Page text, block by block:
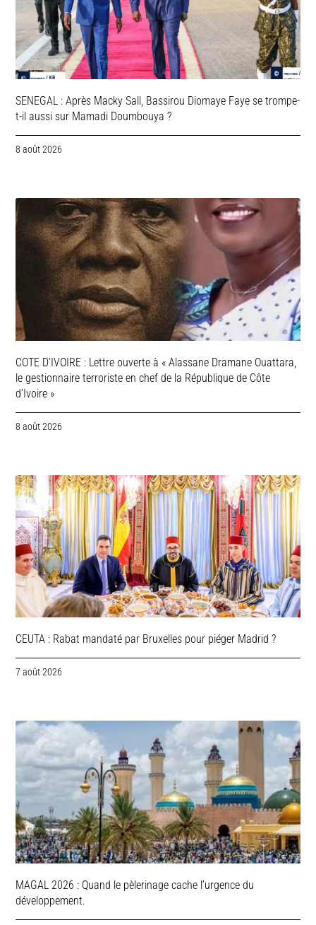
SENEGAL : Après Macky Sall, Bassirou Diomaye Faye se trompe-
t-il aussi sur Mamadi Doumbouya ?
8 août 2026
COTE D’IVOIRE : Lettre ouverte à « Alassane Dramane Ouattara,
le gestionnaire terroriste en chef de la République de Côte
d’Ivoire »
8 août 2026
CEUTA : Rabat mandaté par Bruxelles pour piéger Madrid ?
7 août 2026
MAGAL 2026 : Quand le pèlerinage cache l’urgence du
développement.